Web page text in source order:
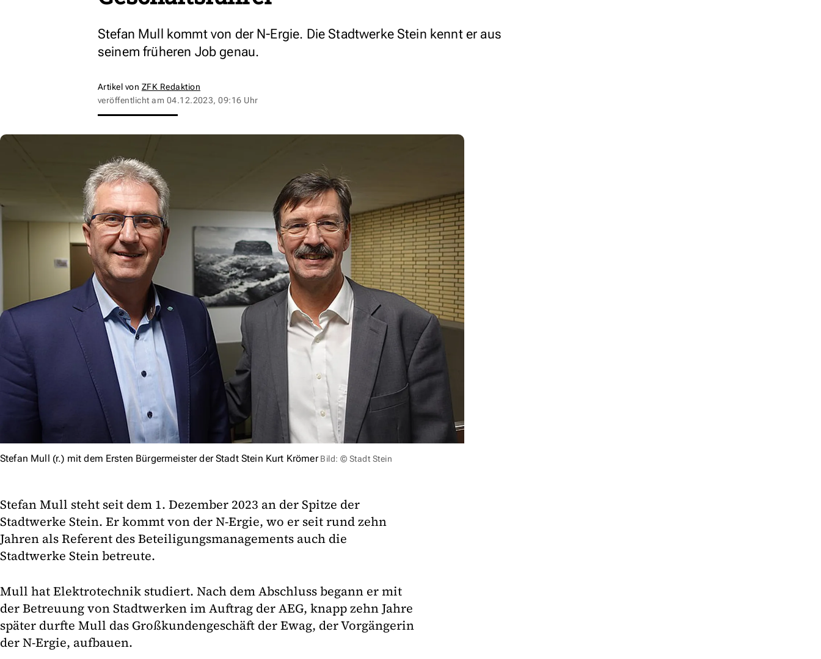
Stefan Mull kommt von der N-Ergie. Die Stadtwerke Stein kennt er aus
seinem früheren Job genau.
Artikel von ZFK Redaktion
veröffentlicht am 04.12.2023, 09:16 Uhr
Stefan Mull (r.) mit dem Ersten Bürgermeister der Stadt Stein Kurt Krömer Bild: © Stadt Stein
Stefan Mull steht seit dem 1. Dezember 2023 an der Spitze der
Stadtwerke Stein. Er kommt von der N-Ergie, wo er seit rund zehn
Jahren als Referent des Beteiligungsmanagements auch die
Stadtwerke Stein betreute.
Mull hat Elektrotechnik studiert. Nach dem Abschluss begann er mit
der Betreuung von Stadtwerken im Auftrag der AEG, knapp zehn Jahre
später durfte Mull das Großkundengeschäft der Ewag, der Vorgängerin
der N-Ergie, aufbauen.